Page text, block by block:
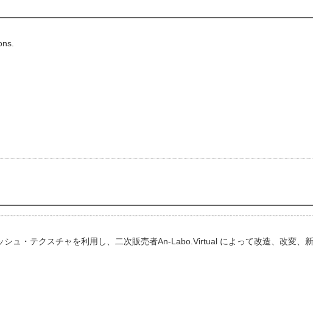
ュ・テクスチャを利用し、二次販売者An-Labo.Virtual によって改造、改変、